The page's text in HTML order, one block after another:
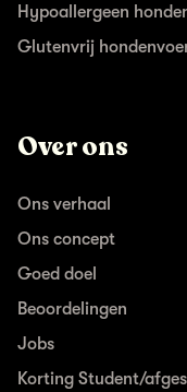
Hypoallergeen
Glutenvrij
Over ons
Ons verhaal
Ons concept
Goed doel
Beoordelingen
Jobs
Korting Student/